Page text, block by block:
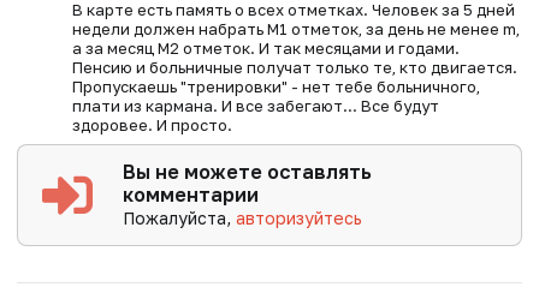
В карте есть память о всех отметках. Человек за 5 дней
недели должен набрать M1 отметок, за день не менее m,
а за месяц M2 отметок. И так месяцами и годами.
Пенсию и больничные получат только те, кто двигается.
Пропускаешь "тренировки" - нет тебе больничного,
плати из кармана. И все забегают... Все будут
здоровее. И просто.
Вы не можете оставлять
комментарии
Пожалуйста,авторизуйтесь